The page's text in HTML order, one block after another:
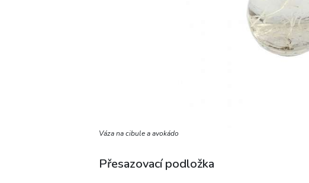
Váza na cibule a avokádo
Přesazovací podložka